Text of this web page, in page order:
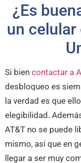
¿Es
un celular
Si bien contactar a
desbloqueo es
la verdad es que
elegibilidad.
AT&T no se puede
mismo, así que en
llegar a ser muy